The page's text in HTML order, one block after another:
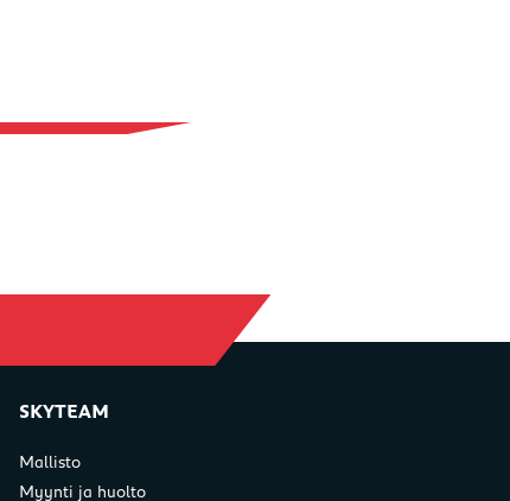
SKYTEAM
Mallisto
Myynti ja huolto